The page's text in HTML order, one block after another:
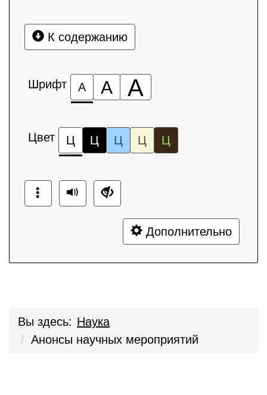
К содержанию
Шрифт А А А
Цвет Ц Ц Ц Ц Ц
Дополнительно
Вы здесь: Наука
Анонсы научных мероприятий